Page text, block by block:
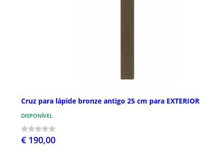
Cruz para lápide bronze antigo 25 cm para EXTERIOR
DISPONÍVEL
€ 190,00